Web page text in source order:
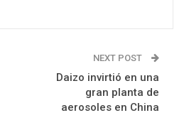
NEXT POST
Daizo invirtió en una
gran planta de
aerosoles en China